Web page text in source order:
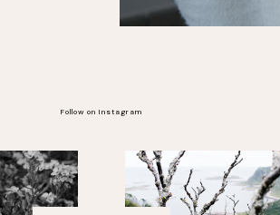
Follow on Instagram